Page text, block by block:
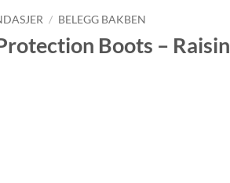
/ BELEGG BAKBEN
Boots – Raisin